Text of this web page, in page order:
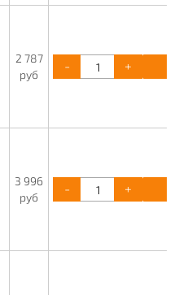
2 787
руб
- +
3 996
руб
- +